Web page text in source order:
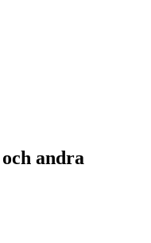
andra